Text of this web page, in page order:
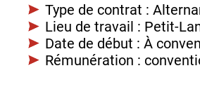
Type de contrat :
Lieu de travail : Petit-
Date de début : À
Rémunération :